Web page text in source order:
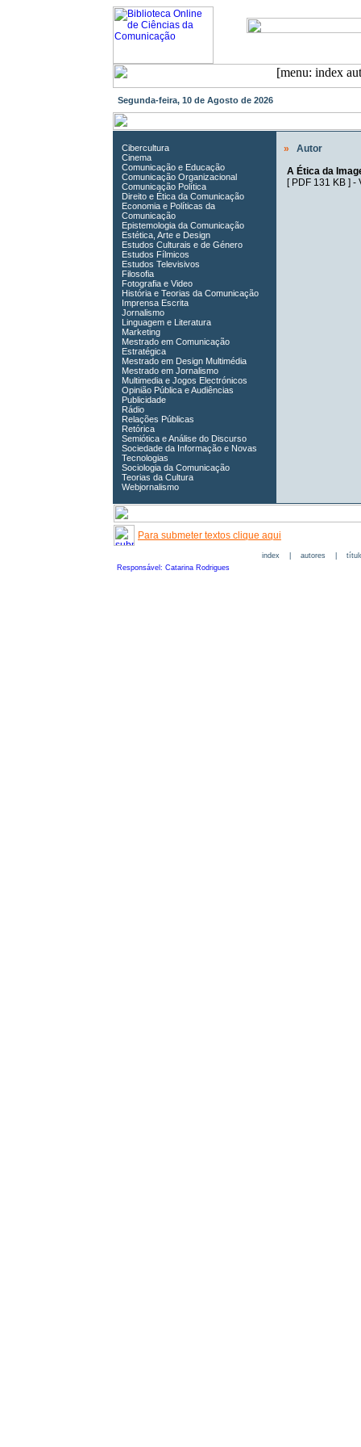
Segunda-feira, 10 de Agosto de 2026
Cibercultura
Cinema
Comunicação e Educação
Comunicação Organizacional
Comunicação Política
Direito e Ética da Comunicação
Economia e Políticas da
Comunicação
Epistemologia da Comunicação
Estética, Arte e Design
Estudos Culturais e de Género
Estudos Fílmicos
Estudos Televisivos
Filosofia
Fotografia e Video
História e Teorias da Comunicação
Imprensa Escrita
Jornalismo
Linguagem e Literatura
Marketing
Mestrado em Comunicação
Estratégica
Mestrado em Design Multimédia
Mestrado em Jornalismo
Multimedia e Jogos Electrónicos
Opinião Pública e Audiências
Publicidade
Rádio
Relações Públicas
Retórica
Semiótica e Análise do Discurso
Sociedade da Informação e Novas
Tecnologias
Sociologia da Comunicação
Teorias da Cultura
Webjornalismo
»
Autor
A Ética da
[ PDF 131 KB] -
Para submeter textos clique aqui
index| autores|